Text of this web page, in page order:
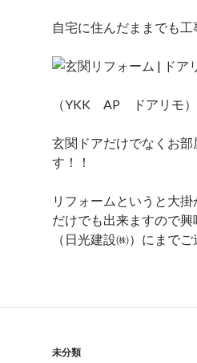
自宅に住んだままでも工
（YKK AP ドアリモ）
玄関ドアだけでなくお
す！！
リフォームというと大
だけでも出来ますので
（日光建設㈱）にまで
未分類